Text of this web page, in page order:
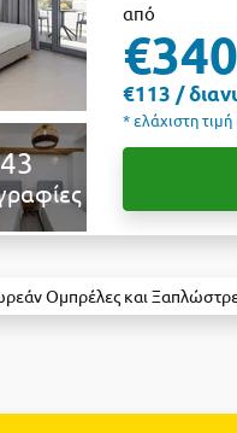
από
€340
€113 /
* ελάχιστη
Ομπρέλες και